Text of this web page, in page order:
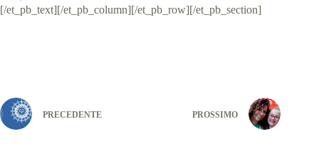
[/et_pb_text][/et_pb_column][/et_pb_row][/et_pb_section]
PRECEDENTE PROSSIMO